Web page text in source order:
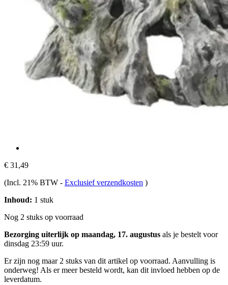
€ 31,49
(Incl. 21% BTW - Exclusief verzendkosten )
Inhoud: 1 stuk
Nog 2 stuks op voorraad
Bezorging uiterlijk op maandag, 17. augustus als je bestelt voor
dinsdag 23:59 uur.
Er zijn nog maar 2 stuks van dit artikel op voorraad. Aanvulling is
onderweg! Als er meer besteld wordt, kan dit invloed hebben op de
leverdatum.